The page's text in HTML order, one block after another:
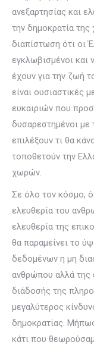
ανεξαρτησίας και
την δημοκρατία
διαπίστωση ότι οι
εγκλωβισμένοι και
έχουν για την ζωή
είναι ουσιαστικές
ευκαιριών που
δυσαρεστημένοι με
επιλέξουν τι θα
τοποθετούν την
χωρών.
Σε όλο τον κόσμο,
ελευθερία του
ελευθερία της
θα παραμείνει το
δεδομένων η μη
ανθρώπου αλλά της
διάδοσής της
μεγαλύτερος
δημοκρατίας.
κάτι που